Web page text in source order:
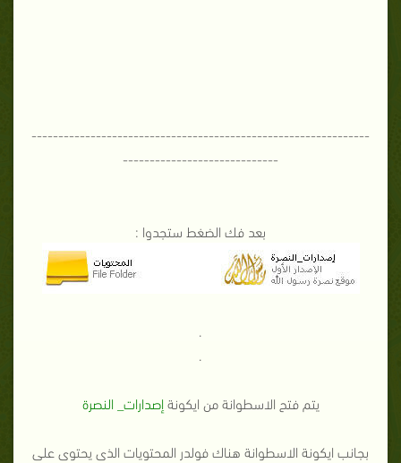
---------------------------------------------------------------
-----------------------------
بعد فك الضغط ستجدوا :
يتم فتح الاسطوانة من ايكونة إصدارات_ النصرة
بجانب ايكونة الاسطوانة هناك فولدر المحتويات الذى يحتوى على